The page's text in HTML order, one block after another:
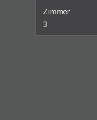
Zimmer
3